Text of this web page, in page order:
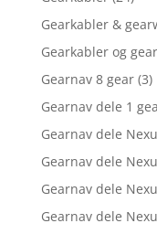
Gearkabler &
Gearkabler og
Gearnav 8 gear (3)
Gearnav dele 1
Gearnav dele
Gearnav dele
Gearnav dele
Gearnav dele